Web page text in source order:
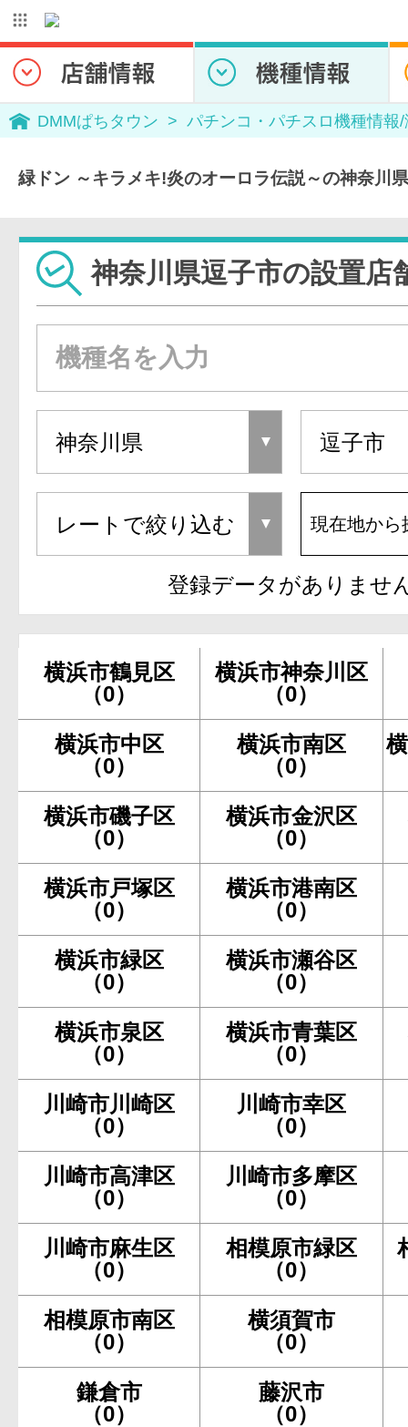
DMMぱちタウン パチンコ・パチスロ機種情報
緑ドン ～キラメキ!炎のオーロラ伝説～の神奈川
神奈川県逗子市の設置店
現在地から
登録データがありませ
横浜市鶴見区
（0）
横浜市神奈川区
（0）
横浜市中区
（0）
横浜市南区
（0）
横浜市磯子区
（0）
横浜市金沢区
（0）
横浜市戸塚区
（0）
横浜市港南区
（0）
横浜市緑区
（0）
横浜市瀬谷区
（0）
横浜市泉区
（0）
横浜市青葉区
（0）
川崎市川崎区
（0）
川崎市幸区
（0）
川崎市高津区
（0）
川崎市多摩区
（0）
川崎市麻生区
（0）
相模原市緑区
（0）
相模原市南区
（0）
横須賀市
（0）
鎌倉市
（0）
藤沢市
（0）